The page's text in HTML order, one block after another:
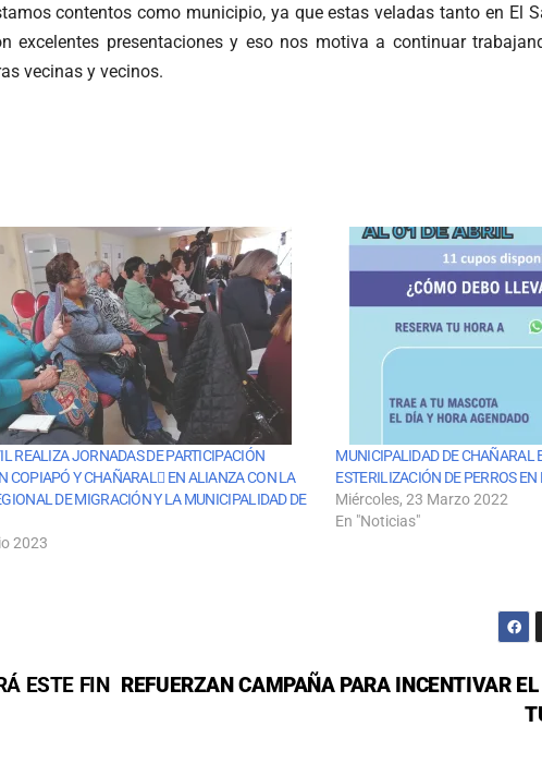
contentos como municipio, ya que estas veladas tanto en El
excelentes presentaciones y eso nos motiva a continuar
vecinas y vecinos.
REALIZA JORNADAS DE PARTICIPACIÓN
COPIAPÓ Y CHAÑARAL EN ALIANZA CON LA
DE MIGRACIÓN Y LA MUNICIPALIDAD DE
2023
MUNICIPALIDAD DE CHAÑARAL
ESTERILIZACIÓN DE PERROS EN
Miércoles, 23 Marzo 2022
En "Noticias"
REFUERZAN CAMPAÑA PARA INCENTIVAR
ESTE FIN